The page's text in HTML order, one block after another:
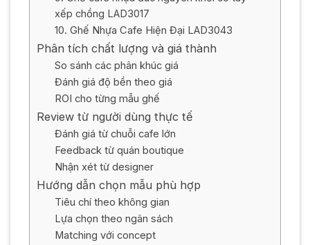
xếp chồng LAD3017
10. Ghế Nhựa Cafe Hiện Đại LAD3043
Phân tích chất lượng và giá thành
So sánh các phân khúc giá
Đánh giá độ bền theo giá
ROI cho từng mẫu ghế
Review từ người dùng thực tế
Đánh giá từ chuỗi cafe lớn
Feedback từ quán boutique
Nhận xét từ designer
Hướng dẫn chọn mẫu phù hợp
Tiêu chí theo không gian
Lựa chọn theo ngân sách
Matching với concept